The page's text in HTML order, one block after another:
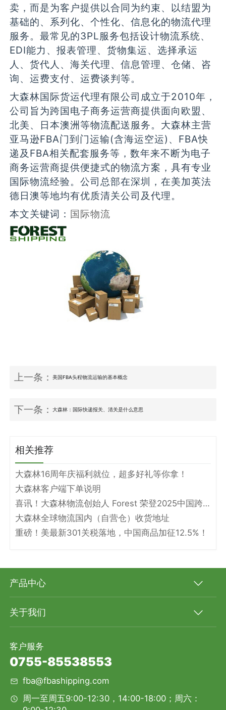
卖，而是为客户提供以合同为约束、以结盟为
基础的、系列化、个性化、信息化的物流代理
服务。最常见的3PL服务包括设计物流系统、
EDI能力、报表管理、货物集运、选择承运
人、货代人、海关代理、信息管理、仓储、咨
询、运费支付、运费谈判等。
大森林国际货运代理有限公司成立于2010年，
公司旨为跨国电子商务运营商提供面向欧盟、
北美、日本澳洲等物流配送服务。大森林主营
亚马逊FBA门到门运输(含海运空运)、FBA快
递及FBA相关配套服务等，数年来不断为电子
商务运营商提供便捷式的物流方案，具有专业
国际物流经验。公司总部在深圳，在美加英法
德日澳等地均有优质清关公司及代理。
本文关键词： 国际物流
上一条：美国FBA头程物流运输的基本概念
下一条：大森林：国际快递报关、清关是什么意思
相关推荐
大森林16周年庆福利就位，超多好礼等你拿！
大森林客户端下单说明
喜讯！大森林物流创始人 Forest 荣登2025中国跨境电商物流名人堂！
大森林全球物流国内（自营仓）收货地址
重磅！美最新301关税落地，中国商品加征12.5%！
产品中心
关于我们
客户服务
0755-85538553
fba@fbashipping.com
周一至周五9:00-12:30，14:00-18:00；周六：